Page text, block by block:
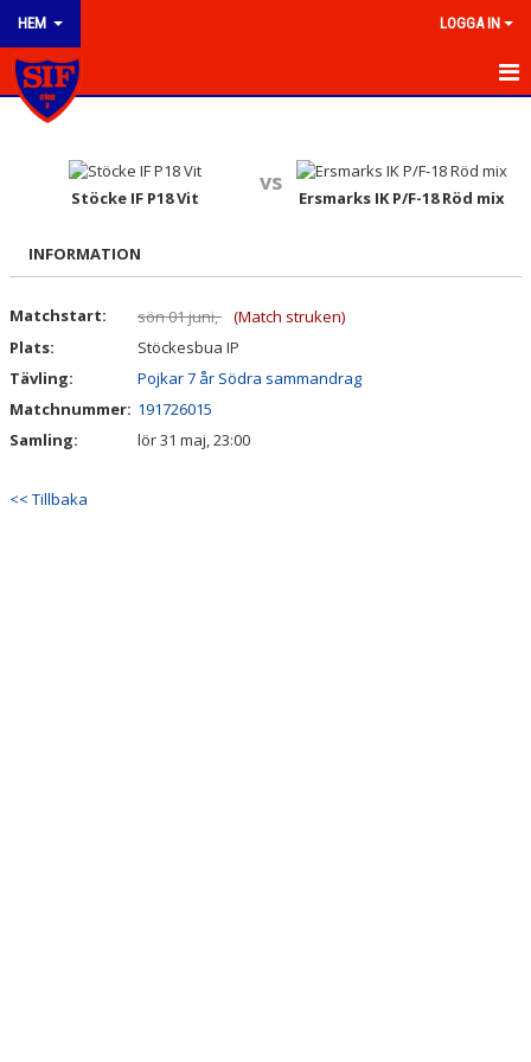
HEM LOGGA IN
HEM
NYHETER
KONTAKT
KALENDER
BILDGALLERI
Stöcke IF P18 Vit
vs
Ersmarks IK P/F-18 Röd mix
INFORMATION
Matchstart: sön 01 juni, (Match struken)
Plats:
Stöckesbua IP
Tävling:
Pojkar 7 år Södra sammandrag
Matchnummer: 191726015
Samling:
lör 31 maj, 23:00
<< Tillbaka